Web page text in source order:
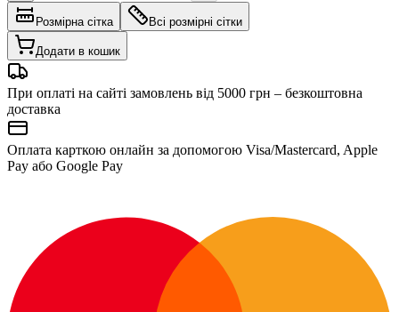
Розмірна сітка Всі розмірні сітки
Додати в кошик
При оплаті на сайті замовлень від 5000 грн – безкоштовна
доставка
Оплата карткою онлайн за допомогою Visa/Mastercard, Apple
Pay або Google Pay